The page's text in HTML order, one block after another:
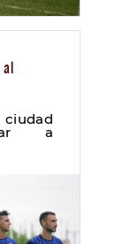
al
a